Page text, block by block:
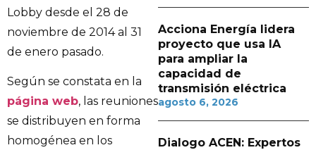
Lobby desde el 28 de
noviembre de 2014 al 31
de enero pasado.
Según se constata en la
página web, las reuniones
se distribuyen en forma
homogénea en los
Acciona Energía lidera
proyecto que usa IA
para ampliar la
capacidad de
transmisión eléctrica
agosto 6, 2026
Dialogo ACEN: Expertos